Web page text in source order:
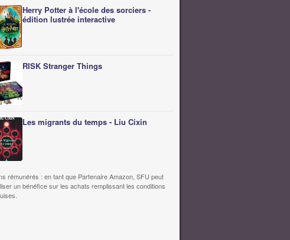
Herry Potter à l'école des sorciers -
édition lustrée interactive
RISK Stranger Things
Les migrants du temps - Liu Cixin
rémunérés : en tant que Partenaire Amazon, SFU peut
un bénéfice sur les achats remplissant les conditions